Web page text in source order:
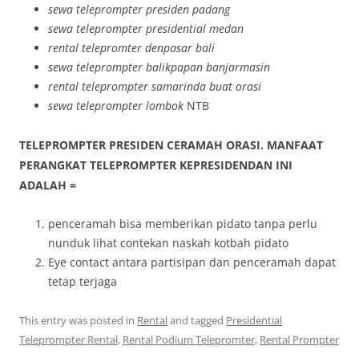
sewa teleprompter presiden padang
sewa teleprompter presidential medan
rental telepromter denpasar bali
sewa teleprompter balikpapan banjarmasin
rental teleprompter samarinda buat orasi
sewa teleprompter lombok NTB
TELEPROMPTER PRESIDEN CERAMAH ORASI. MANFAAT
PERANGKAT TELEPROMPTER KEPRESIDENDAN INI
ADALAH =
penceramah bisa memberikan pidato tanpa perlu
nunduk lihat contekan naskah kotbah pidato
Eye contact antara partisipan dan penceramah dapat
tetap terjaga
This entry was posted in Rentaland tagged Presidential
Teleprompter Rental, Rental Podium Telepromter, Rental Prompter